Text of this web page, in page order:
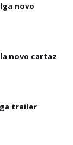
novo
novo cartaz
trailer